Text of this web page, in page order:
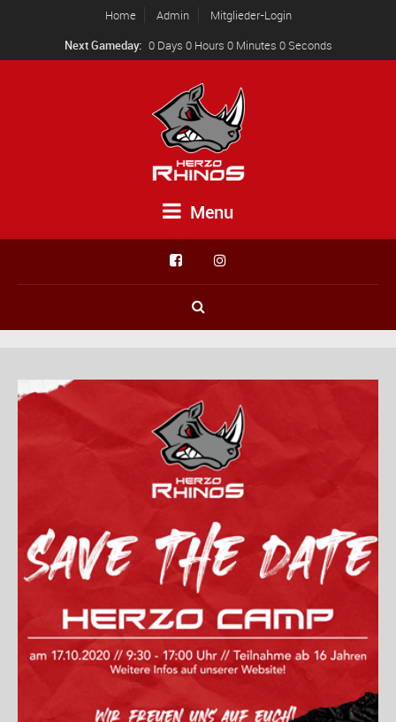
Home Admin
Mitglieder-Login
Next Gameday: 0 Days 0 Hours 0 Minutes 0 Seconds
Menu